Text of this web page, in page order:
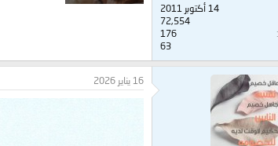
14 أكتوبر 2011
72,554
176
63
16 يناير 2026